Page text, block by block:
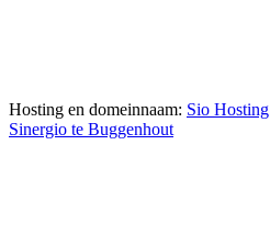
Hosting en domeinnaam: Sio Hosting
Sinergio te Buggenhout